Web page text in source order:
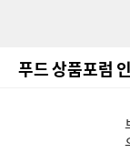
푸드 상품포럼